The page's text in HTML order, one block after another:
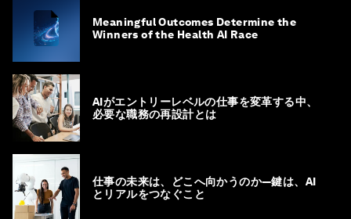
Meaningful Outcomes Determine the
Winners of the Health AI Race
AIがエントリーレベルの仕事を変革する中、
必要な職務の再設計とは
仕事の未来は、どこへ向かうのか―鍵は、AI
とリアルをつなぐこと